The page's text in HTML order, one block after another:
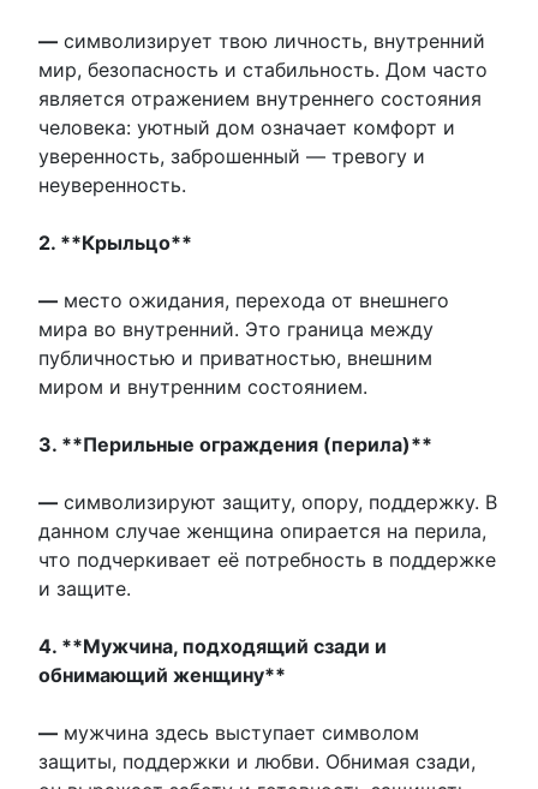
— символизирует твою личность, внутренний
мир, безопасность и стабильность. Дом часто
является отражением внутреннего состояния
человека: уютный дом означает комфорт и
уверенность, заброшенный — тревогу и
неуверенность.
2. **Крыльцо**
— место ожидания, перехода от внешнего
мира во внутренний. Это граница между
публичностью и приватностью, внешним
миром и внутренним состоянием.
3. **Перильные ограждения (перила)**
— символизируют защиту, опору, поддержку. В
данном случае женщина опирается на перила,
что подчеркивает её потребность в поддержке
и защите.
4. **Мужчина, подходящий сзади и
обнимающий женщину**
— мужчина здесь выступает символом
защиты, поддержки и любви. Обнимая сзади,